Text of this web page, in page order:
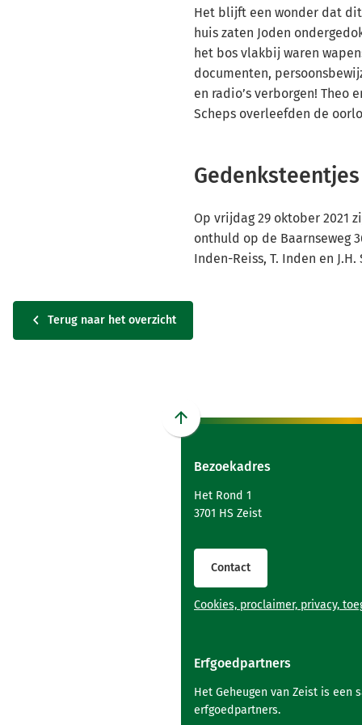
Het blijft een wonder dat
huis zaten Joden
het bos vlakbij waren
documenten,
en radio’s verborgen! Theo
Scheps overleefden de
Gedenksteentjes
Op vrijdag 29 oktober 2021
onthuld op de Baarnseweg
Inden-Reiss, T. Inden en J.H.
Terug naar het overzicht
Scroll
boven
het
van
paginainhoud
Bezoekadres
Het Rond 1
3701 HS Zeist
Contact
Cookies, proclaimer, privacy,
Erfgoedpartners
Het Geheugen van Zeist is een
erfgoedpartners.